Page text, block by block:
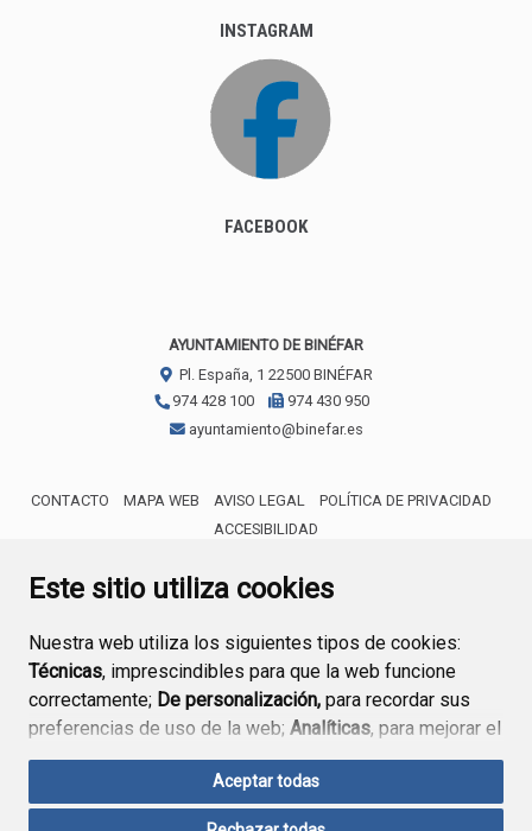
Este sitio utiliza cookies
Nuestra web utiliza los siguientes tipos de cookies:
Técnicas, imprescindibles para que la web funcione
correctamente; De personalización, para recordar sus
preferencias de uso de la web; Analíticas, para mejorar el
funcionamiento de la web y sus servicios.
Si acepta pulsando el botón“Aceptar todas”
Aceptar todas
INSTAGRAM
FACEBOOK
AYUNTAMIENTO DE BINÉFAR
Pl. España, 1 22500 BINÉFAR
974 428 100
974 430 950
ayuntamiento@binefar.es
CONTACTO MAPA WEB AVISO LEGAL
POLÍTICA DE PRIVACIDAD
ACCESIBILIDAD